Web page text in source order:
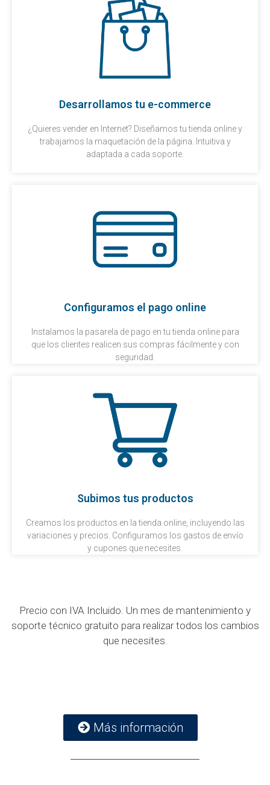
Desarrollamos tu e-commerce
¿Quieres vender en Internet? Diseñamos tu tienda online y
trabajamos la maquetación de la página. Intuitiva y
adaptada a cada soporte.
Configuramos el pago online
Instalamos la pasarela de pago en tu tienda online para
que los clientes realicen sus compras fácilmente y con
seguridad.
Subimos tus productos
Creamos los productos en la tienda online, incluyendo las
variaciones y precios. Configuramos los gastos de envío
y cupones que necesites.
Precio con IVA Incluido. Un mes de mantenimiento y
soporte técnico gratuito para realizar todos los cambios
que necesites.
Más información